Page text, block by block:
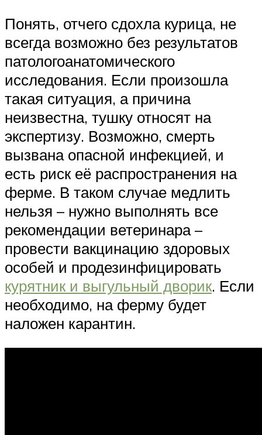
Понять, отчего сдохла курица, не
всегда возможно без результатов
патологоанатомического
исследования. Если произошла
такая ситуация, а причина
неизвестна, тушку относят на
экспертизу. Возможно, смерть
вызвана опасной инфекцией, и
есть риск её распространения на
ферме. В таком случае медлить
нельзя – нужно выполнять все
рекомендации ветеринара –
провести вакцинацию здоровых
особей и продезинфицировать
курятник и выгульный дворик. Если
необходимо, на ферму будет
наложен карантин.